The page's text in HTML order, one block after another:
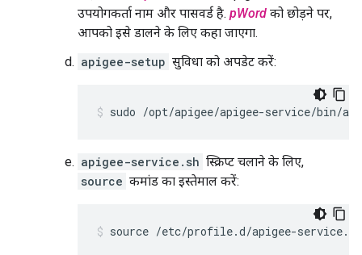
उपयोगकर्ता नाम और पासवर्ड है. pWord को छोड़ने पर,
आपको इसे डालने के लिए कहा जाएगा.
apigee-setup सुविधा को अपडेट करें:
sudo /opt/apigee/apigee-service/bin/
apigee-service.sh स्क्रिप्ट चलाने के लिए,
source कमांड का इस्तेमाल करें:
source /etc/profile.d/apigee-service.sh